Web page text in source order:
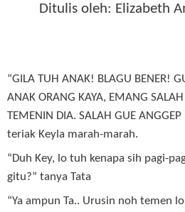
Ditulis oleh: Elizabeth
“GILA TUH ANAK! BLAGU BENER!
ANAK ORANG KAYA, EMANG
TEMENIN DIA. SALAH GUE
teriak Keyla marah-marah.
“Duh Key, lo tuh kenapa sih pagi-
gitu?” tanya Tata
“Ya ampun Ta.. Urusin noh temen